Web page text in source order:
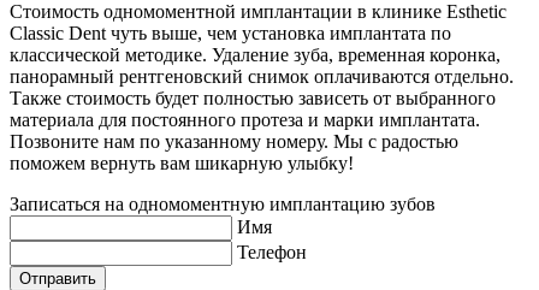
Стоимость одномоментной имплантации в клинике Esthetic
Classic Dent чуть выше, чем установка имплантата по
классической методике. Удаление зуба, временная коронка,
панорамный рентгеновский снимок оплачиваются отдельно.
Также стоимость будет полностью зависеть от выбранного
материала для постоянного протеза и марки имплантата.
Позвоните нам по указанному номеру. Мы с радостью
поможем вернуть вам шикарную улыбку!
Записаться на одномоментную имплантацию зубов
Имя
Телефон
Отправить